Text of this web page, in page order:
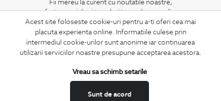
Acest site foloseste cookie-uri pentru a-ti oferi cea mai
placuta experienta online. Informatiile culese prin
intermediul cookie-urilor sunt anonime iar continuarea
utilizarii serviciilor noastre presupune acceptarea acestora.
Sunt de acord
Vreau sa schimb setarile
Fii mereu la curent cu noutatile noastre,
oferte speciale si trenduri in moda masculina.
CONCIERGE
Termeni si conditii
Securitatea datelor